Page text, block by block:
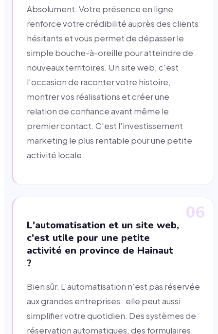
Absolument. Votre présence en ligne
renforce votre crédibilité auprès des clients
hésitants et vous permet de dépasser le
simple bouche-à-oreille pour atteindre de
nouveaux territoires. Un site web, c'est
l'occasion de raconter votre histoire,
montrer vos réalisations et créer une
relation de confiance avant même le
premier contact. C'est l'investissement
marketing le plus rentable pour une petite
activité locale.
06
L'automatisation et un site web,
c'est utile pour une petite
activité en province de Hainaut
?
Bien sûr. L'automatisation n'est pas réservée
aux grandes entreprises : elle peut aussi
simplifier votre quotidien. Des systèmes de
réservation automatiques, des formulaires